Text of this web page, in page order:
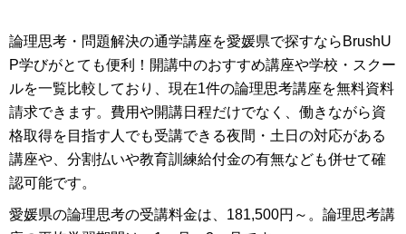
論理思考・問題解決の通学講座を愛媛県で探すならBrushU
P学びがとても便利！開講中のおすすめ講座や学校・スクー
ルを一覧比較しており、現在1件の論理思考講座を無料資料
請求できます。費用や開講日程だけでなく、働きながら資
格取得を目指す人でも受講できる夜間・土日の対応がある
講座や、分割払いや教育訓練給付金の有無なども併せて確
認可能です。
愛媛県の論理思考の受講料金は、181,500円～。論理思考講